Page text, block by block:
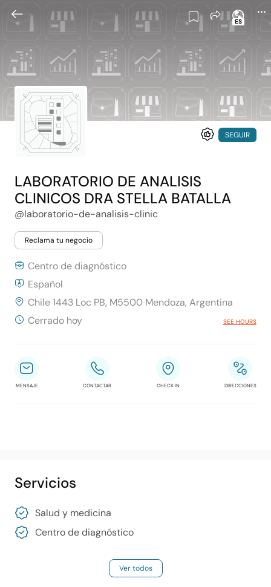
ES
SEGUIR
LABORATORIO DE ANALISIS
CLINICOS DRA STELLA BATALLA
@laboratorio-de-analisis-clinic
Reclama tu negocio
Centro de diagnóstico
Español
Chile 1443 Loc PB, M5500 Mendoza, Argentina
Cerrado hoy
SEE HOURS
MENSAJE CONTACTAR CHECK IN DIRECCIONES
Servicios
Salud y medicina
Centro de diagnóstico
Ver todos